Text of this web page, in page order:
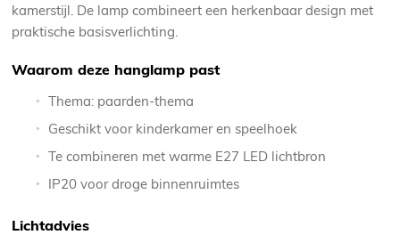
kamerstijl. De lamp combineert een herkenbaar design met
praktische basisverlichting.
Waarom deze hanglamp past
Thema: paarden-thema
Geschikt voor kinderkamer en speelhoek
Te combineren met warme E27 LED lichtbron
IP20 voor droge binnenruimtes
Lichtadvies